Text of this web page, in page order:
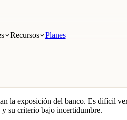
Recursos Planes
la exposición del banco. Es difícil
su criterio bajo incertidumbre.